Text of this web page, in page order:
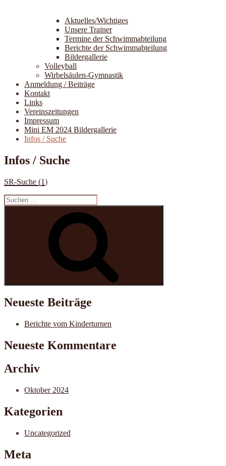
Aktuelles/Wichtiges
Unsere Trainer
Termine der Schwimmabteilung
Berichte der Schwimmabteilung
Bildergallerie
Volleyball
Wirbelsäulen-Gymnastik
Anmeldung / Beiträge
Kontakt
Links
Vereinszeitungen
Impressum
Mini EM 2024 Bildergallerie
Infos / Suche
Infos / Suche
SR-Suche (1)
Suche
nach:
Neueste Beiträge
Berichte vom Kinderturnen
Neueste Kommentare
Archiv
Oktober 2024
Kategorien
Uncategorized
Meta